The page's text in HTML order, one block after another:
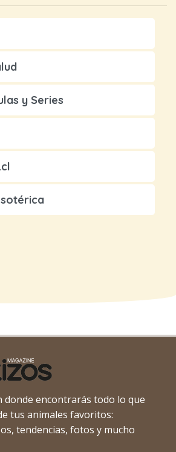
y Series
donde encontrarás todo lo que
tus animales favoritos:
tendencias, fotos y mucho